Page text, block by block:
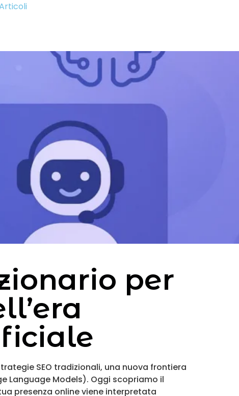
per
SEO tradizionali, una nuova frontiera
Language Models). Oggi scopriamo il
presenza online viene interpretata